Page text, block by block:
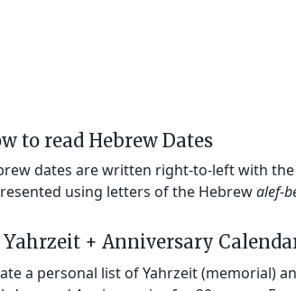
to read Hebrew Dates
dates are written right-to-left with
using letters of the Hebrewalef-
Yahrzeit + Anniversary
a personal list of Yahrzeit (memorial)